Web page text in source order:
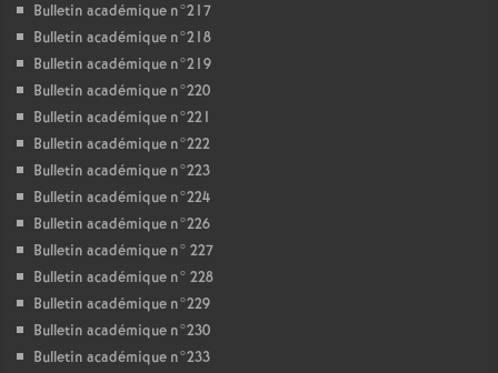
Bulletin académique n°217
Bulletin académique n°218
Bulletin académique n°219
Bulletin académique n°220
Bulletin académique n°221
Bulletin académique n°222
Bulletin académique n°223
Bulletin académique n°224
Bulletin académique n°226
Bulletin académique n° 227
Bulletin académique n° 228
Bulletin académique n°229
Bulletin académique n°230
Bulletin académique n°233